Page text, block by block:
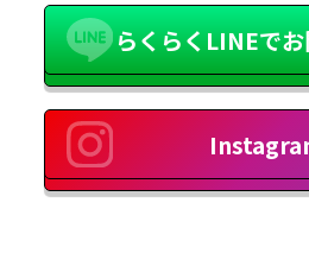
らくらくLINEで